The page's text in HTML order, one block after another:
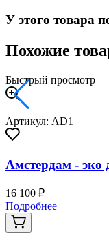
У этого товара
Похожие
Быстрый просмотр
Артикул: AD1
Амстердам - эко
16 100 ₽
Подробнее